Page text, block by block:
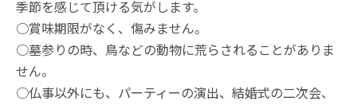
季節を感じて頂ける気がします。
○賞味期限がなく、傷みません。
○墓参りの時、鳥などの動物に荒らされることがありま
せん。
○仏事以外にも、パーティーの演出、結婚式の二次会、